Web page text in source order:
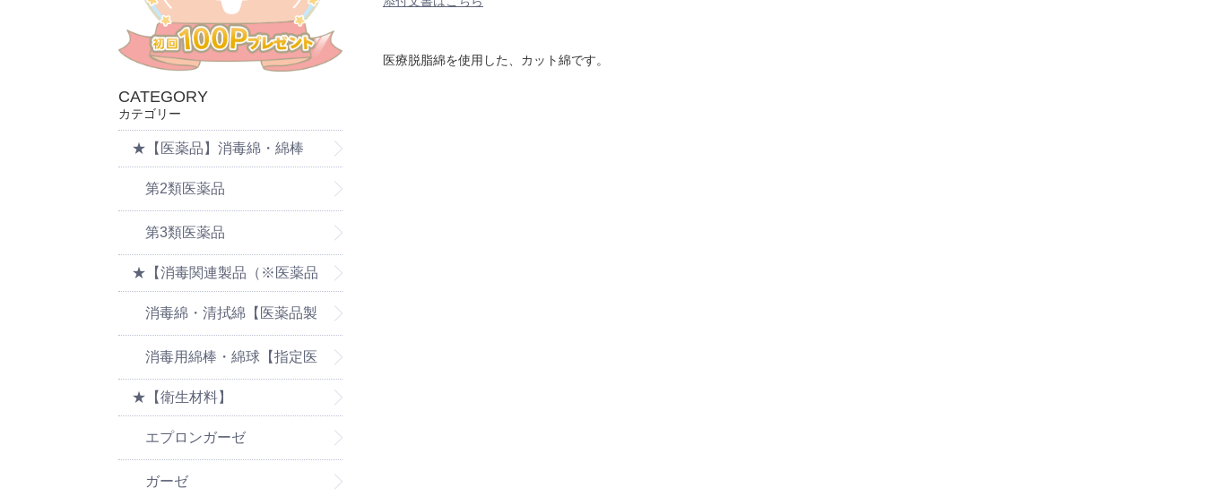
医療脱脂綿を使用した、カット綿です。
CATEGORY
カテゴリー
★【医薬品】消毒綿・綿棒
第2類医薬品
第3類医薬品
★【消毒関連製品（※医薬品
の消毒製品は医薬品ページを
消毒綿・清拭綿【医薬品製
品は医薬品ページをご覧くだ
さい】
消毒用綿棒・綿球【指定医
薬部外品】
★【衛生材料】
エプロンガーゼ
ガーゼ